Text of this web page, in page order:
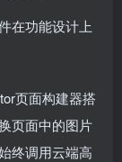
在功能设计上
页面构建器搭
页面中的图片
终调用云端高